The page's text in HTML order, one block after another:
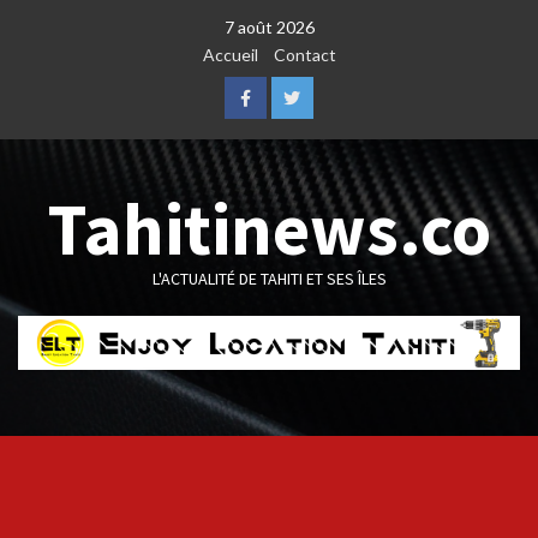
7 août 2026
Accueil
Contact
FacebookTwitter
Tahitinews.co
L'ACTUALITÉ DE TAHITI ET SES ÎLES